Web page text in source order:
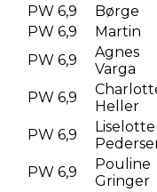
PW 6,9 Børge
PW 6,9
Martin
PW 6,9
Agnes
Varga
PW 6,9
Heller
PW 6,9
Liselotte
PW 6,9
Pouline
Gringer